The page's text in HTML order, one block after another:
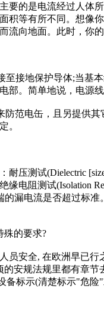
要的是电流经过人体
积等有所不同。想像
流向地面。此时，你
至接地保护导体;当基
部。简单地说，电源
范电缶，且另提供其
。
测试(Dielectric
电阻测试(Isolation
的漏电流是否超过标
殊的要求?
安全, 在欧洲早已行
安规法规里都有章
备标示(清楚标示"危